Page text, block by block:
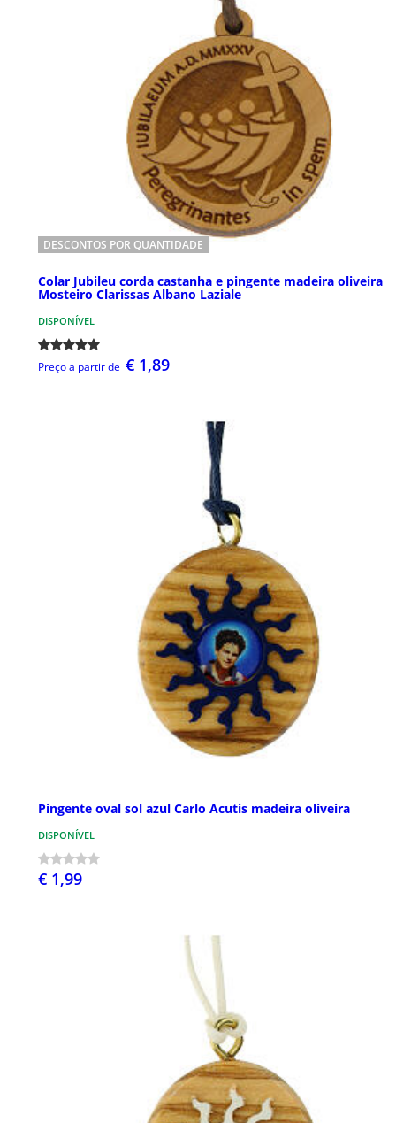
DESCONTOS POR QUANTIDADE
Colar Jubileu corda castanha e pingente madeira oliveira
Mosteiro Clarissas Albano Laziale
DISPONÍVEL
Preço a partir de € 1,89
Pingente oval sol azul Carlo Acutis madeira oliveira
DISPONÍVEL
€ 1,99